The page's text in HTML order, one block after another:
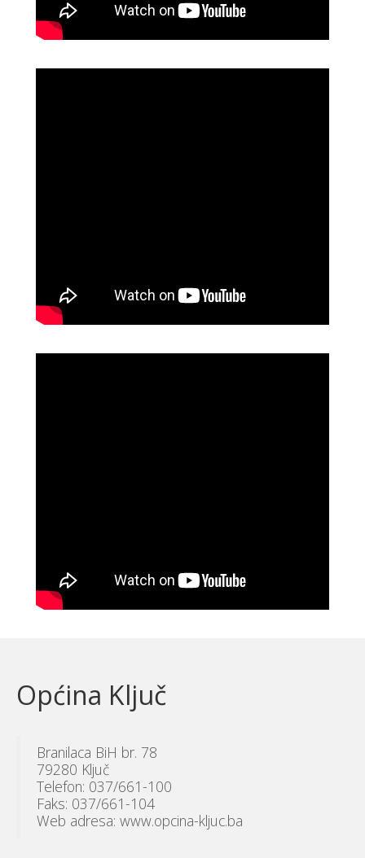
Općina Ključ
Branilaca BiH br. 78
79280 Ključ
Telefon: 037/661-100
Faks: 037/661-104
Web adresa: www.opcina-kljuc.ba